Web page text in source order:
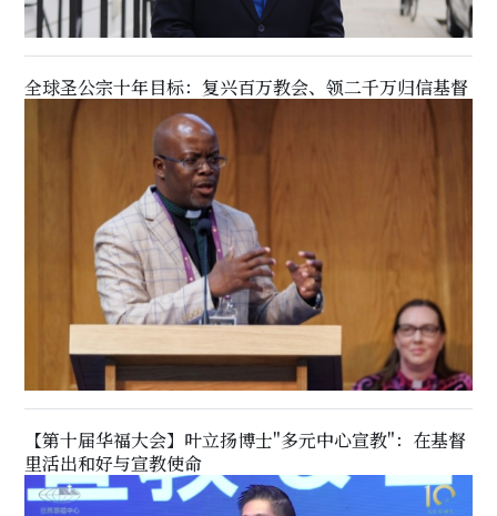
全球圣公宗十年目标：复兴百万教会、领二千万归信基督
【第十届华福大会】叶立扬博士"多元中心宣教"：在基督
里活出和好与宣教使命